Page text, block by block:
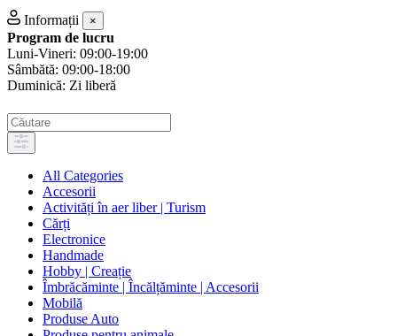
Informații ×
Program de lucru
Luni-Vineri: 09:00-19:00
Sâmbătă: 09:00-18:00
Duminică: Zi liberă
All Categories
Accesorii
Activități în aer liber | Turism
Cărți
Electronice
Handmade
Hobby | Creație
Îmbrăcăminte | Încălțăminte | Accesorii
Mobilă
Produse Auto